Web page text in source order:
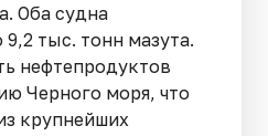
Оба судна
тыс. тонн мазута.
нефтепродуктов
Черного моря, что
крупнейших